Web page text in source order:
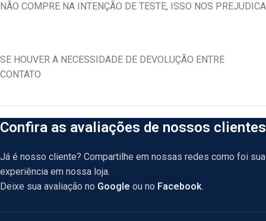
NÃO COMPRE NA INTENÇÃO DE TESTE, ISSO NOS PREJUDICA
SE HOUVER A NECESSIDADE DE DEVOLUÇÃO ENTRE
CONTATO
Confira as avaliações de nossos clientes
Já é nosso cliente? Compartilhe em nossas redes como foi sua
experiência em nossa loja.
Deixe sua avaliação no Google ou no Facebook.